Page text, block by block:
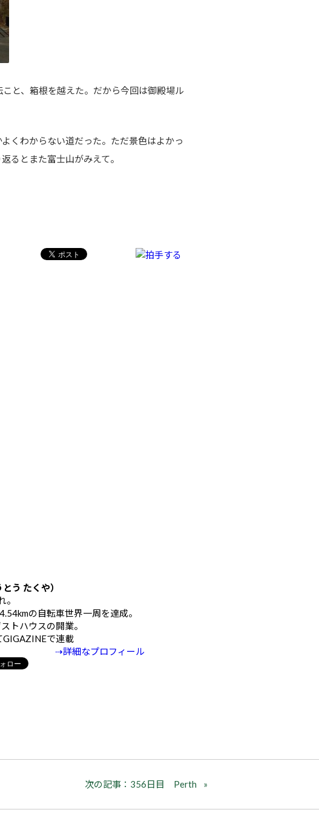
と、箱根を越えた。だから今回は御殿場ル
くわからない道だった。ただ景色はよかっ
るとまた富士山がみえて。
う たくや）
の自転車世界一周を達成。
トハウスの開業。
GIGAZINEで連載
⇢詳細なプロフィール
次の記事：356日目 Perth